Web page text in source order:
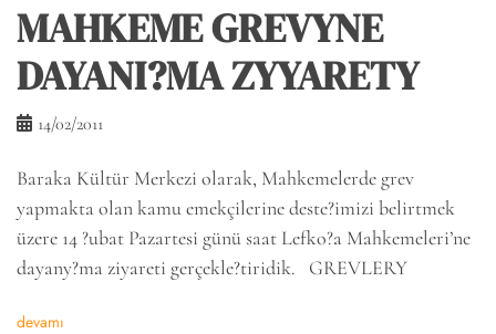
MAHKEME GREVYNE
DAYANI?MA ZYYARETY
14/02/2011
Baraka Kültür Merkezi olarak, Mahkemelerde grev
yapmakta olan kamu emekçilerine deste?imizi belirtmek
üzere 14 ?ubat Pazartesi günü saat Lefko?a Mahkemeleri’ne
dayany?ma ziyareti gerçekle?tiridik. GREVLERY
devamı